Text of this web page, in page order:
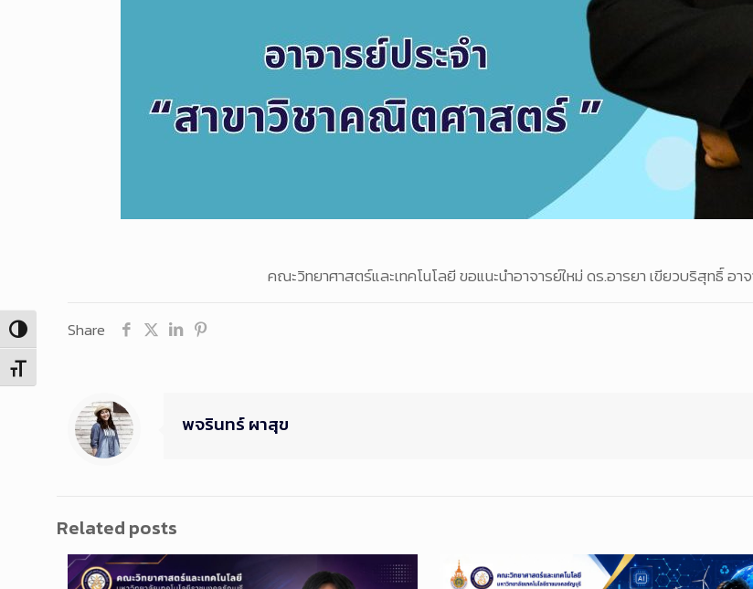
Toggle High Contrast
Toggle Font size
คณะวิทยาศาสตร์และเทคโนโลยี ขอแนะนำอาจารย์ใหม่ ดร.อารยา เขียวบริสุทธิ์ อ
Share
พจรินทร์ ผาสุข
Related posts